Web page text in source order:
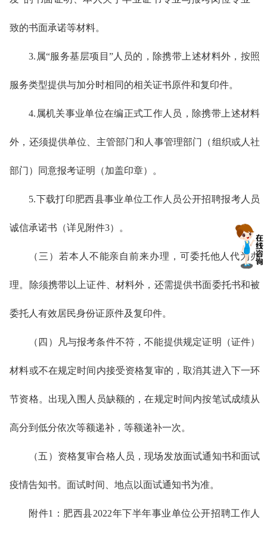
致的书面承诺等材料。
3.属“服务基层项目”人员的，除携带上述材料外，按照
服务类型提供与加分时相同的相关证书原件和复印件。
4.属机关事业单位在编正式工作人员，除携带上述材料
外，还须提供单位、主管部门和人事管理部门（组织或人社
部门）同意报考证明（加盖印章）。
5.下载打印肥西县事业单位工作人员公开招聘报考人员
诚信承诺书（详见附件3）。
（三）若本人不能亲自前来办理，可委托他人代为办
理。除须携带以上证件、材料外，还需提供书面委托书和被
委托人有效居民身份证原件及复印件。
（四）凡与报考条件不符，不能提供规定证明（证件）
材料或不在规定时间内接受资格复审的，取消其进入下一环
节资格。出现入围人员缺额的，在规定时间内按笔试成绩从
高分到低分依次等额递补，等额递补一次。
（五）资格复审合格人员，现场发放面试通知书和面试
疫情告知书。面试时间、地点以面试通知书为准。
附件1：肥西县2022年下半年事业单位公开招聘工作人